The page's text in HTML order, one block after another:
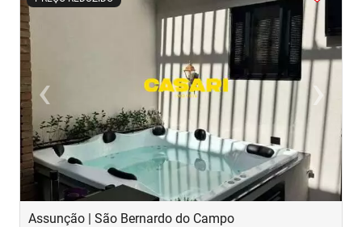
‹Previous ›Next
Assunção | São Bernardo do Campo